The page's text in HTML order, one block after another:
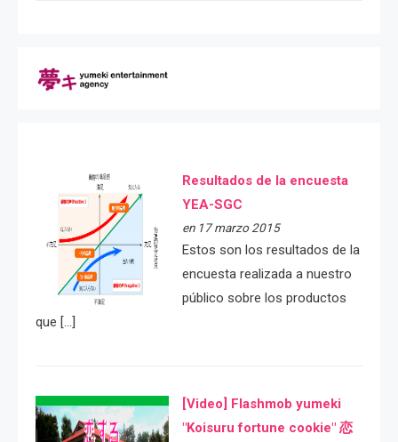
Resultados de la encuesta
YEA-SGC
en 17 marzo 2015
Estos son los resultados de la
encuesta realizada a nuestro
público sobre los productos
que […]
[Video] Flashmob yumeki
"Koisuru fortune cookie" 恋